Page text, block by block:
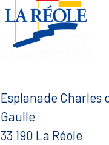
Esplanade Charles
Gaulle
33 190 La Réole